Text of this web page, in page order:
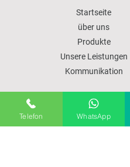
Startseite
über uns
Produkte
Unsere Leistungen
Kommunikation
POLITIK
VERKAUFSPOLITIK
Telefon WhatsApp